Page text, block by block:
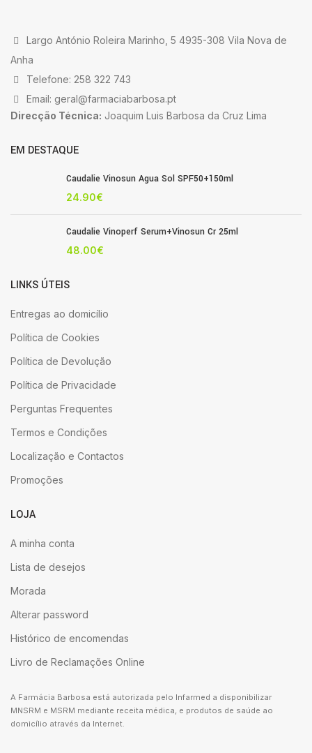
Largo António Roleira Marinho, 5 4935-308 Vila Nova de
Anha
Telefone: 258 322 743
Email: geral@farmaciabarbosa.pt
Direcção Técnica: Joaquim Luis Barbosa da Cruz Lima
EM DESTAQUE
Caudalie Vinosun Agua Sol SPF50+150ml
24.90€
Caudalie Vinoperf Serum+Vinosun Cr 25ml
48.00€
LINKS ÚTEIS
Entregas ao domicílio
Política de Cookies
Política de Devolução
Política de Privacidade
Perguntas Frequentes
Termos e Condições
Localização e Contactos
Promoções
LOJA
A minha conta
Lista de desejos
Morada
Alterar password
Histórico de encomendas
Livro de Reclamações Online
A Farmácia Barbosa está autorizada pelo Infarmed a disponibilizar
MNSRM e MSRM mediante receita médica, e produtos de saúde ao
domicílio através da Internet.